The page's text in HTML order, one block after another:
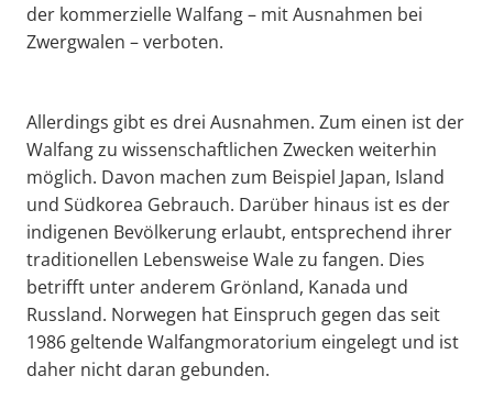
der kommerzielle Walfang – mit Ausnahmen bei
Zwergwalen – verboten.
Allerdings gibt es drei Ausnahmen. Zum einen ist der
Walfang zu wissenschaftlichen Zwecken weiterhin
möglich. Davon machen zum Beispiel Japan, Island
und Südkorea Gebrauch. Darüber hinaus ist es der
indigenen Bevölkerung erlaubt, entsprechend ihrer
traditionellen Lebensweise Wale zu fangen. Dies
betrifft unter anderem Grönland, Kanada und
Russland. Norwegen hat Einspruch gegen das seit
1986 geltende Walfangmoratorium eingelegt und ist
daher nicht daran gebunden.